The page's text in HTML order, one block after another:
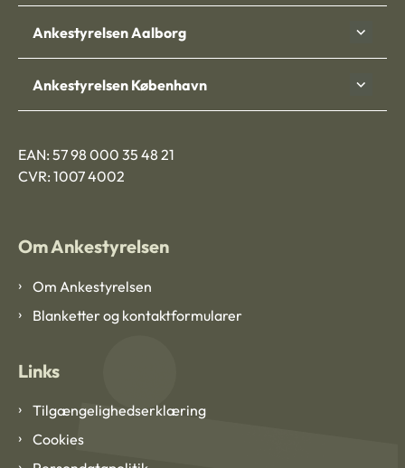
Ankestyrelsen Aalborg
Ankestyrelsen København
EAN: 57 98 000 35 48 21
CVR: 1007 4002
Om Ankestyrelsen
Om Ankestyrelsen
Blanketter og kontaktformularer
Links
Tilgængelighedserklæring
Cookies